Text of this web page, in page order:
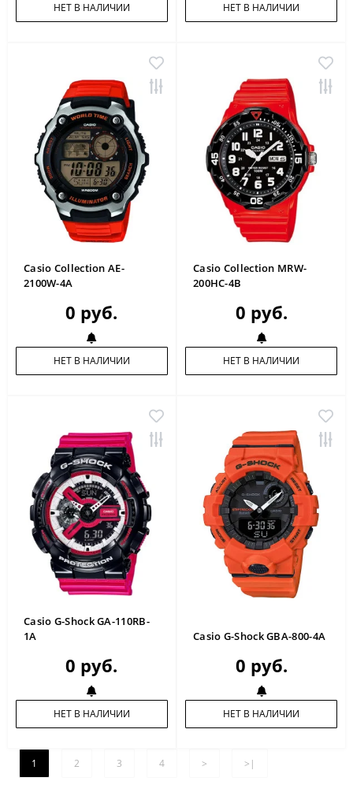
НЕТ В НАЛИЧИИ НЕТ В НАЛИЧИИ
Casio Collection AE-
2100W-4A
0 руб.
НЕТ В НАЛИЧИИ
Casio Collection MRW-
200HC-4B
0 руб.
НЕТ В НАЛИЧИИ
Casio G-Shock GA-110RB-
1A
0 руб.
НЕТ В НАЛИЧИИ
Casio G-Shock GBA-800-4A
0 руб.
НЕТ В НАЛИЧИИ
1 2 3 4 > >|